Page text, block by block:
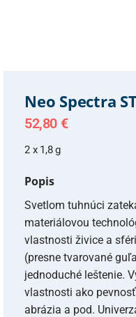
Neo Spectra
52,80 €
2 x 1,8 g
Popis
Svetlom tuhnúci
materiálovou
vlastnosti živice a
(presne tvarované
jednoduché leštenie.
vlastnosti ako
abrázia a pod.